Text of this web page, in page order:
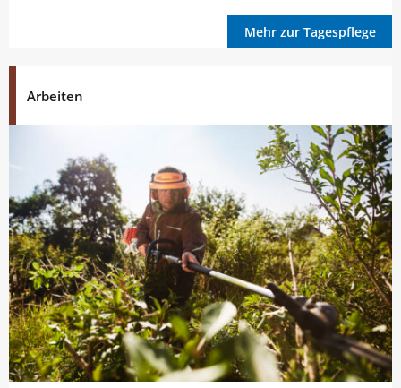
Mehr zur Tagespflege
Arbeiten